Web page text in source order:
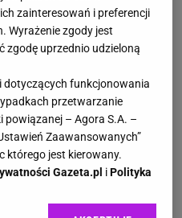
z
zainteresowań i preferencji
Wyrażenie zgody jest
zgodę uprzednio udzieloną
dotyczących funkcjonowania
przetwarzanie
powiązanej – Agora S.A. –
Zaawansowanych”
którego jest kierowany.
Gazeta.pl iPolityka